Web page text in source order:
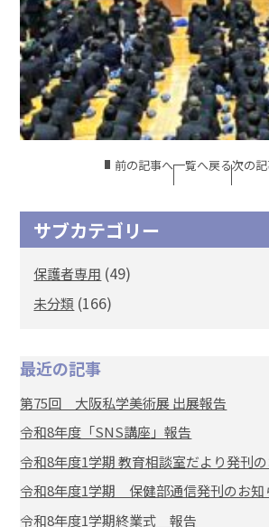
前の記事へ一覧へ戻る次の
サブカテゴリー
保護者専用 (49)
未分類 (166)
最近の記事
第75回 大阪私学美術展 出展報告
令和8年度「SNS講座」報告
令和8年度1学期 教育相談室だより発刊
令和8年度1学期 保健部通信発刊のお知
令和8年度1学期終業式 報告